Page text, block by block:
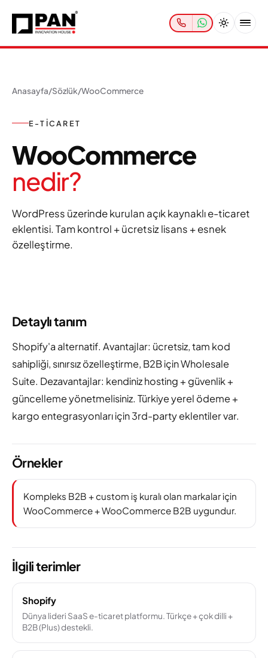
Anasayfa/Sözlük/WooCommerce
E-TICARET
WooCommerce
nedir?
WordPress üzerinde kurulan açık kaynaklı e-ticaret
eklentisi. Tam kontrol + ücretsiz lisans + esnek
özelleştirme.
Detaylı tanım
Shopify'a alternatif. Avantajlar: ücretsiz, tam kod
sahipliği, sınırsız özelleştirme, B2B için Wholesale
Suite. Dezavantajlar: kendiniz hosting + güvenlik +
güncelleme yönetmelisiniz. Türkiye yerel ödeme +
kargo entegrasyonları için 3rd-party eklentiler var.
Örnekler
Kompleks B2B + custom iş kuralı olan markalar için
WooCommerce + WooCommerce B2B uygundur.
İlgili terimler
Shopify
Dünya lideri SaaS e-ticaret platformu. Türkçe + çok dilli +
B2B (Plus) destekli.